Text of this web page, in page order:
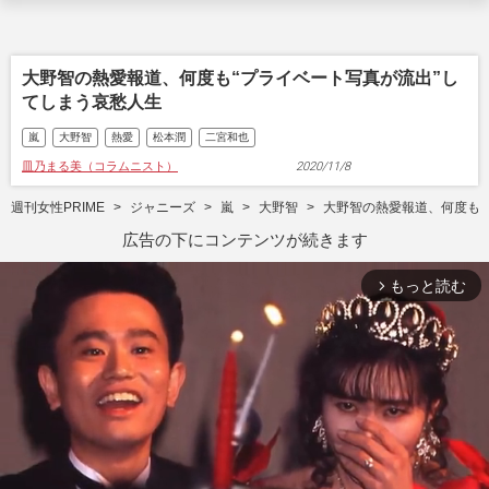
大野智の熱愛報道、何度も“プライベート写真が流出”し
てしまう哀愁人生
嵐 大野智 熱愛 松本潤 二宮和也
皿乃まる美（コラムニスト） 2020/11/8
週刊女性PRIME ジャニーズ 嵐 大野智 大野智の熱愛報道、何度も
広告の下にコンテンツが続きます
arrow_forward_ios もっと読む